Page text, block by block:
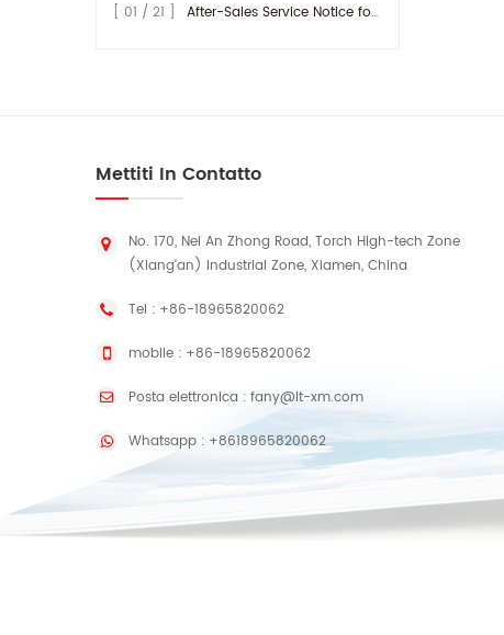
[ 01 / 21 ] After-Sales Service Notice for Turkey Region
Mettiti In Contatto
No. 170, Nei An Zhong Road, Torch High-tech Zone
(Xiang'an) Industrial Zone, Xiamen, China
Tel : +86-18965820062
mobile : +86-18965820062
Posta elettronica : fany@lt-xm.com
Whatsapp : +8618965820062